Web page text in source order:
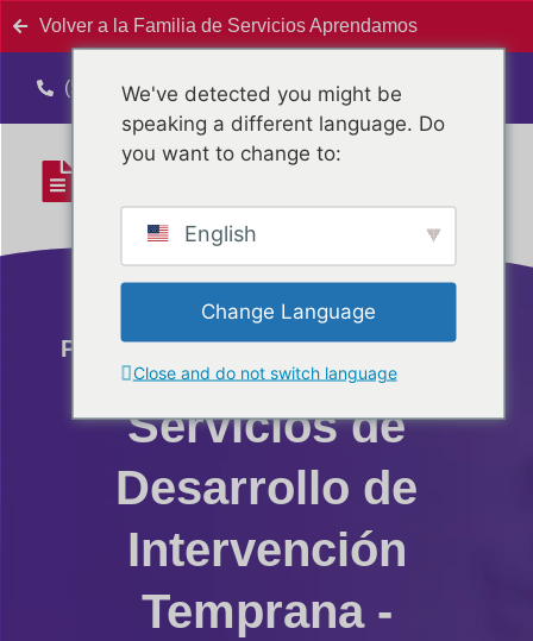
Volver a la Familia de Servicios Aprendamos
(575) 526-6682
Programa de Intervención Temprana
Gratuito en Nuevo México
Servicios de
Desarrollo de
Intervención
Temprana -
We've detected you might be
speaking a different language. Do
you want to change to:
English
Change Language
Close and do not switch language